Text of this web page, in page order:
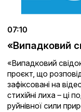
07:10
«Випадковий
«Випадковий
проєкт, що
зафіксовані на
стихійні лиха – ці
руйнівної сили